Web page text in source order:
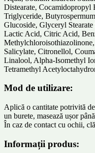
Distearate,
Triglyceride,
Glucoside, Glyceryl
Lactic Acid, Citric Acid,
Salicylate, Citronellol,
Linalool, Alpha-Isomethyl
Tetramethyl
Mod de utilizare:
Aplică o cantitate potrivită
un burete, masează ușor
În caz de contact cu ochii,
Informații produs: